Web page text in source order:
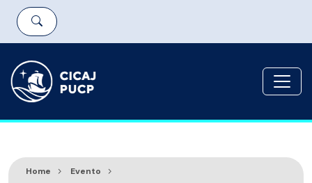
Home
Evento